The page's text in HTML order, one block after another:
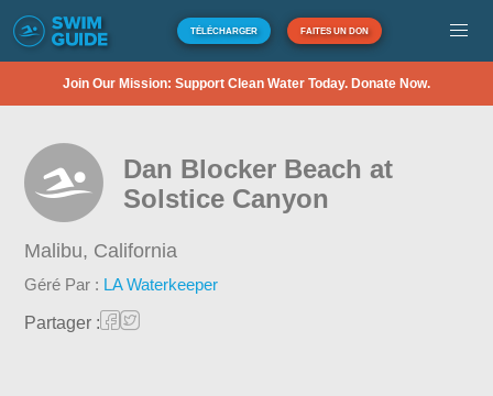
TÉLÉCHARGER FAITES UN DON
Join Our Mission: Support Clean Water Today. Donate Now.
Dan Blocker Beach at
Solstice Canyon
Malibu, California
Géré Par : LA Waterkeeper
Partager :